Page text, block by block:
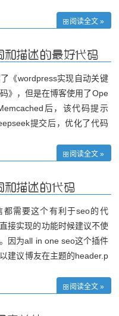
加内链链接代码 */ //连接数
= 1; //
阅读全文 »
描述的最好代码
《wordpress实现自动关键
》，但是在博客使用了Ope
后，该代码提示
提交后，优化了代码
默认值避免未定义警告 $de
= "龙哥个
阅读全文 »
和描述的代码
都需要这个有利于seo的代
接实现的功能时候建议不使
因为all in one seo这个插件
建议博友在主题的header.p
Nginx和Apache环境下有
阅读全文 »